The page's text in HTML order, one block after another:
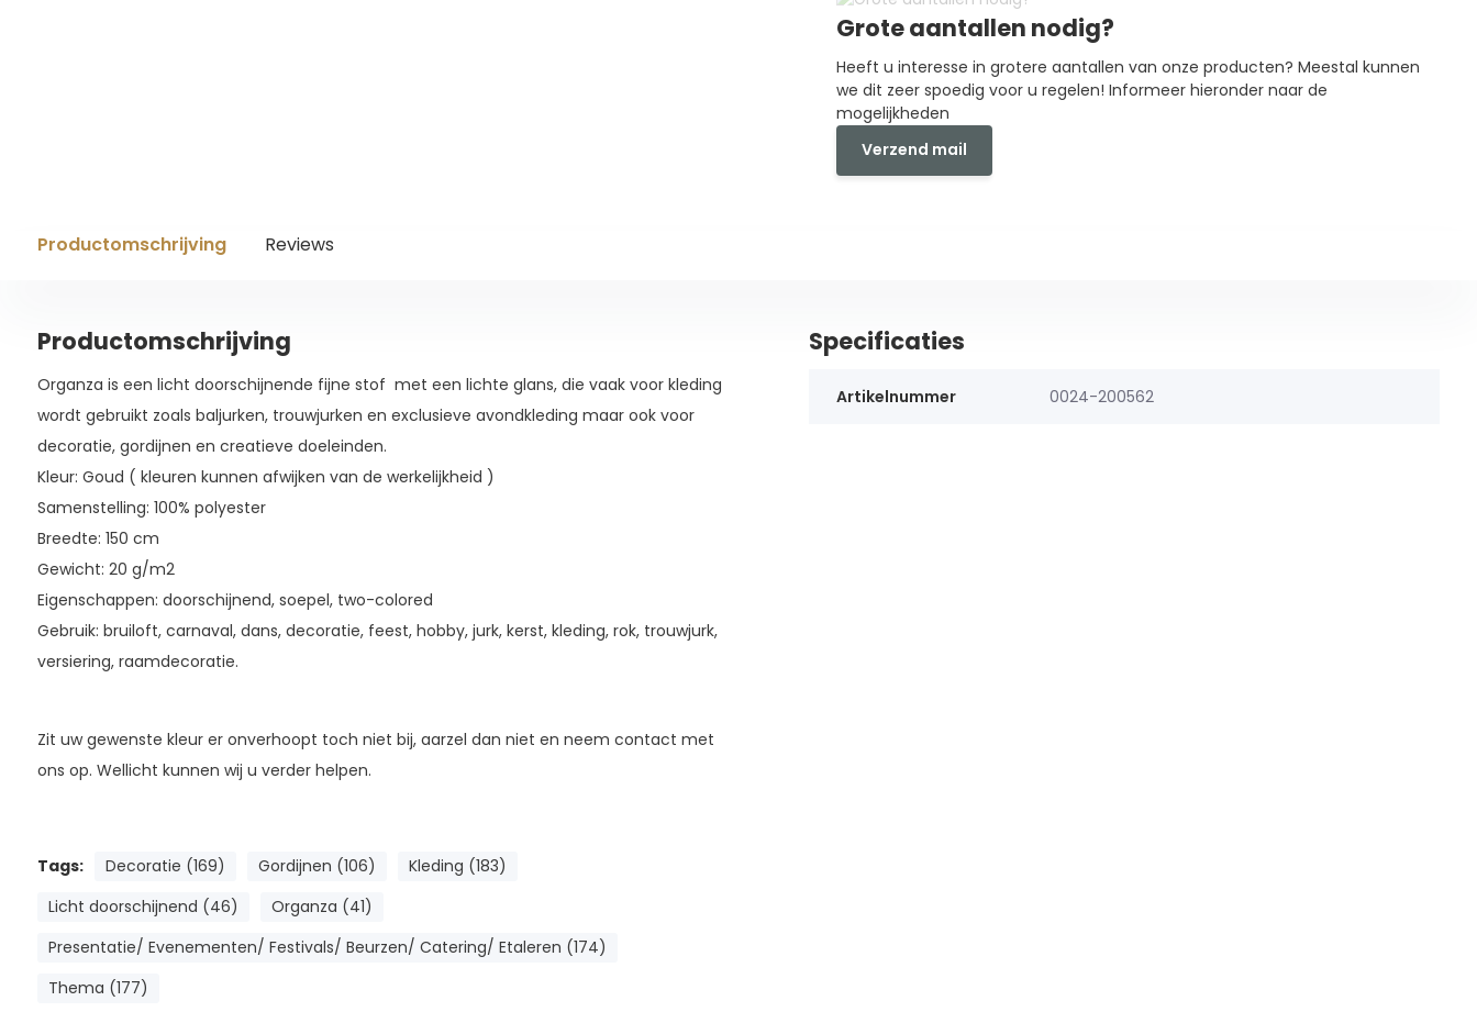
Grote aantallen nodig?
Heeft u interesse in grotere aantallen van onze producten? Meestal kunnen
we dit zeer spoedig voor u regelen! Informeer hieronder naar de
mogelijkheden
Verzend mail
Productomschrijving Reviews
Productomschrijving
Organza is een licht doorschijnende fijne stof met een lichte glans, die vaak voor kleding
wordt gebruikt zoals baljurken, trouwjurken en exclusieve avondkleding maar ook voor
decoratie, gordijnen en creatieve doeleinden.
Kleur: Goud ( kleuren kunnen afwijken van de werkelijkheid )
Samenstelling: 100% polyester
Breedte: 150 cm
Gewicht: 20 g/m2
Eigenschappen: doorschijnend, soepel, two-colored
Gebruik: bruiloft, carnaval, dans, decoratie, feest, hobby, jurk, kerst, kleding, rok, trouwjurk,
versiering, raamdecoratie.
Zit uw gewenste kleur er onverhoopt toch niet bij, aarzel dan niet en neem contact met
ons op. Wellicht kunnen wij u verder helpen.
Tags: Decoratie (169) Gordijnen (106)
Kleding (183)
Licht doorschijnend (46)
Organza (41)
Presentatie/ Evenementen/ Festivals/ Beurzen/ Catering/ Etaleren (174)
Thema (177)
Specificaties
Artikelnummer 0024-200562